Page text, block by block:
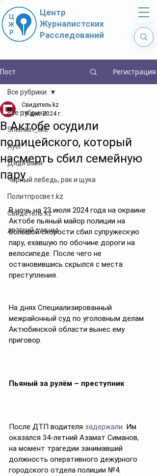
Центр
Журналистских
Расследований
Пост Регистрация
Все рубрики
Shishkin_like
Ayel
Дядя Ваня
Чёрный лебедь, рак и щука
Политпросвет.kz
Свидетель.kz
детский суицид
Все рубрики
В Актобе осудили
полицейского, который
насмерть сбил семейную
пару
Свидетель.kz
19 дек. 2024 г.
В ночь на 23 июля 2024 года на окраине
Актобе пьяный майор полиции на
большой скорости сбил супружескую
пару, ехавшую по обочине дороги на
велосипеде. После чего не
остановившись скрылся с места
преступления.
На днях Специализированный
межрайонный суд по уголовным делам
Актюбинской области вынес ему
приговор.
Пьяный за рулём – преступник
После ДТП водителя задержали. Им
оказался 34-летний Азамат Симанов,
на момент трагедии занимавший
должность оперативного дежурного
городского отдела полиции №4.